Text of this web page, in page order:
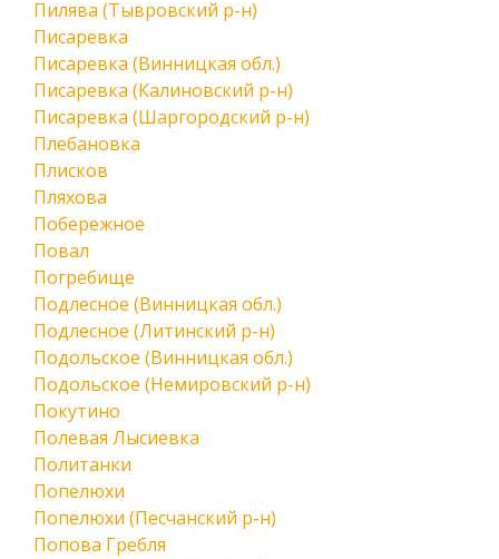
Пилява (Тывровский р-н)
Писаревка
Писаревка (Винницкая обл.)
Писаревка (Калиновский р-н)
Писаревка (Шаргородский р-н)
Плебановка
Плисков
Пляхова
Побережное
Повал
Погребище
Подлесное (Винницкая обл.)
Подлесное (Литинский р-н)
Подольское (Винницкая обл.)
Подольское (Немировский р-н)
Покутино
Полевая Лысиевка
Политанки
Попелюхи
Попелюхи (Песчанский р-н)
Попова Гребля